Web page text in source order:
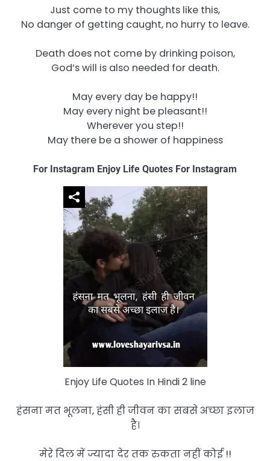
Just come to my thoughts like this,
No danger of getting caught, no hurry to leave.
Death does not come by drinking poison,
God’s will is also needed for death.
May every day be happy!!
May every night be pleasant!!
Wherever you step!!
May there be a shower of happiness
For Instagram Enjoy Life Quotes For Instagram
Enjoy Life Quotes In Hindi 2 line
हंसना मत भूलना, हंसी ही जीवन का सबसे अच्छा इलाज
है।
मेरे दिल में ज्यादा देर तक रुकता नहीं कोई !!